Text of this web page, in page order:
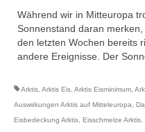
Während wir in Mitteuropa
Sonnenstand daran
den letzten Wochen bereits
andere Ereignisse. Der
Arktis, Arktis Eis, Arktis Eisminimum,
Auswirkungen Arktis auf Mitteleuropa
Eisbedeckung Arktis, Eisschmelze Arktis,